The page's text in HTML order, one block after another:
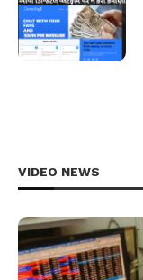
VIDEO NEWS